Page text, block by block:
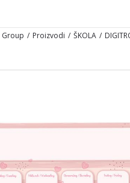
Group Proizvodi ŠKOLA